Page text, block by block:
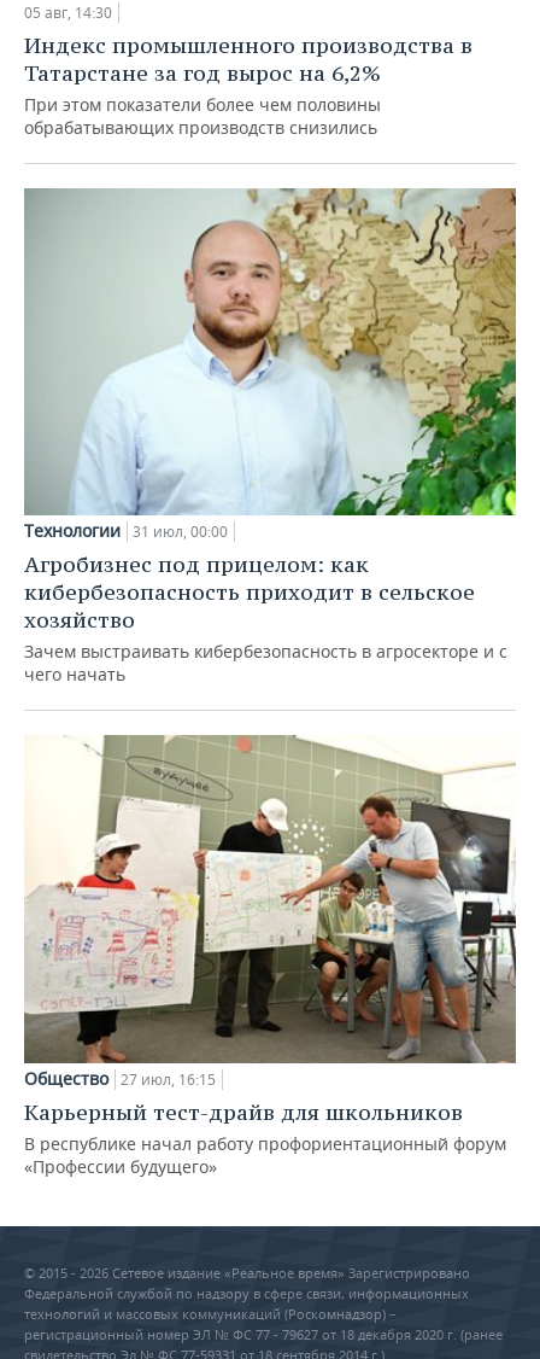
05 авг, 14:30
Индекс промышленного производства в
Татарстане за год вырос на 6,2%
При этом показатели более чем половины
обрабатывающих производств снизились
Технологии 31 июл, 00:00
Агробизнес под прицелом: как
кибербезопасность приходит в сельское
хозяйство
Зачем выстраивать кибербезопасность в агросекторе и с
чего начать
Общество 27 июл, 16:15
Карьерный тест-драйв для школьников
В республике начал работу профориентационный форум
«Профессии будущего»
© 2015 - 2026 Сетевое издание «Реальное время» Зарегистрировано
Федеральной службой по надзору в сфере связи, информационных
технологий и массовых коммуникаций (Роскомнадзор) –
регистрационный номер ЭЛ № ФС 77 - 79627 от 18 декабря 2020 г. (ранее
свидетельство Эл № ФС 77-59331 от 18 сентября 2014 г.)